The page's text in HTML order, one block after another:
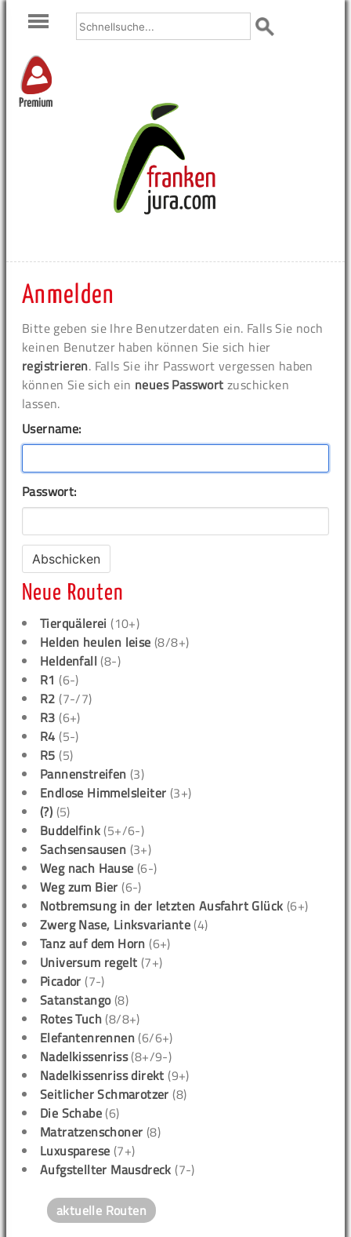
Premium
Anmelden
Bitte geben sie Ihre Benutzerdaten ein. Falls Sie noch
keinen Benutzer haben können Sie sich hier
registrieren. Falls Sie ihr Passwort vergessen haben
können Sie sich ein neues Passwort zuschicken
lassen.
Username:
Passwort:
Neue Routen
Tierquälerei (10+)
Helden heulen leise (8/8+)
Heldenfall (8-)
R1 (6-)
R2 (7-/7)
R3 (6+)
R4 (5-)
R5 (5)
Pannenstreifen (3)
Endlose Himmelsleiter (3+)
(?) (5)
Buddelfink (5+/6-)
Sachsensausen (3+)
Weg nach Hause (6-)
Weg zum Bier (6-)
Notbremsung in der letzten Ausfahrt Glück (6+)
Zwerg Nase, Linksvariante (4)
Tanz auf dem Horn (6+)
Universum regelt (7+)
Picador (7-)
Satanstango(8)
Rotes Tuch (8/8+)
Elefantenrennen (6/6+)
Nadelkissenriss(8+/9-)
Nadelkissenriss direkt (9+)
Seitlicher Schmarotzer (8)
Die Schabe (6)
Matratzenschoner (8)
Luxusparese (7+)
Aufgstellter Mausdreck (7-)
aktuelle Routen